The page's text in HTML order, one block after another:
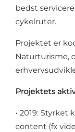
bedst
cykelruter.
Projektet er
Naturturisme,
Projektets
• 2019:
content (fx